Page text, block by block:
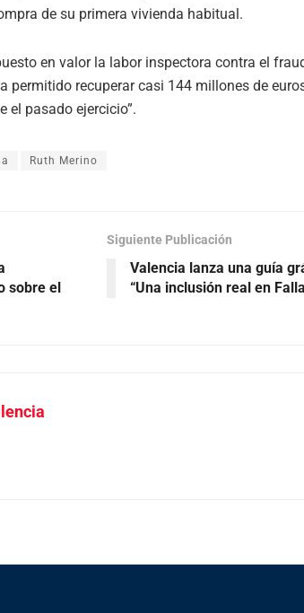
de su primera vivienda habitual.
en valor la labor inspectora contra el
permitido recuperar casi 144 millones de
el pasado ejercicio”.
Ruth Merino
sobre el
Siguiente Publicación
Valencia lanza una guía
“Una inclusión real en